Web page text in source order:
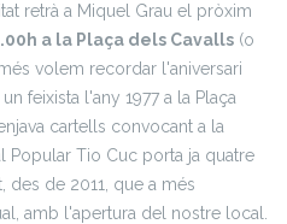
retrà a Miquel Grau el pròxim
a la Plaça dels Cavalls (o
volem recordar l'aniversari
feixista l'any 1977 a la Plaça
cartells convocant a la
Popular Tio Cuc porta ja quatre
des de 2011, que a més
amb l'apertura del nostre local.